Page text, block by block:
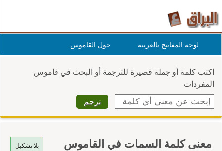
لوحة المفاتيح بالعربية حول القاموس
اكتب كلمة أو جملة قصيرة للترجمة أو البحث في قاموس
المفردات
بلا تشكيل معنى كلمة السمات في القاموس